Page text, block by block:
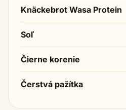
Knäckebrot Wasa Protein
Soľ
Čierne korenie
Čerstvá pažítka